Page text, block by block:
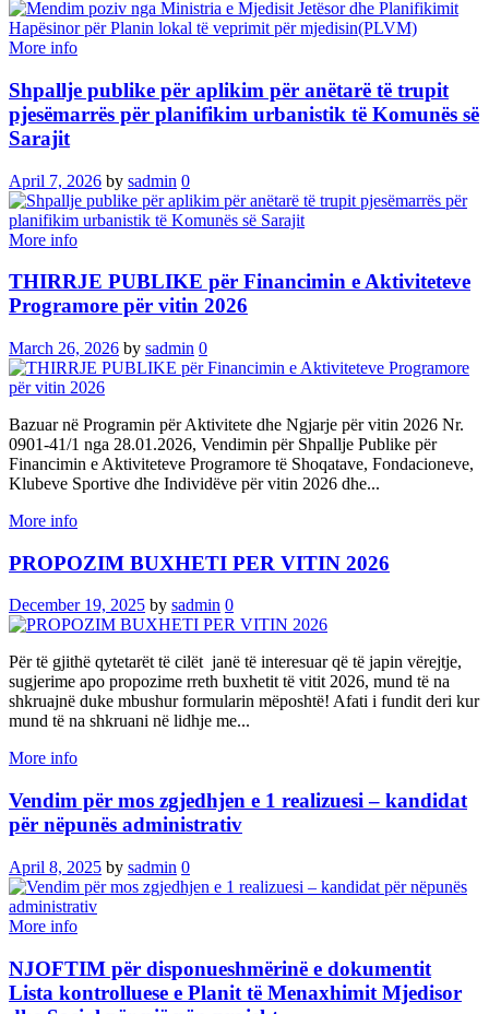
More info
Shpallje publike për aplikim për anëtarë të trupit
pjesëmarrës për planifikim urbanistik të Komunës së
Sarajit
April 7, 2026 by sadmin 0
More info
THIRRJE PUBLIKE për Financimin e Aktiviteteve
Programore për vitin 2026
March 26, 2026 by sadmin 0
Bazuar në Programin për Aktivitete dhe Ngjarje për vitin 2026 Nr.
0901-41/1 nga 28.01.2026, Vendimin për Shpallje Publike për
Financimin e Aktiviteteve Programore të Shoqatave, Fondacioneve,
Klubeve Sportive dhe Individëve për vitin 2026 dhe...
More info
PROPOZIM BUXHETI PER VITIN 2026
December 19, 2025 by sadmin 0
Për të gjithë qytetarët të cilët janë të interesuar që të japin vërejtje,
sugjerime apo propozime rreth buxhetit të vitit 2026, mund të na
shkruajnë duke mbushur formularin mëposhtë! Afati i fundit deri kur
mund të na shkruani në lidhje me...
More info
Vendim për mos zgjedhjen e 1 realizuesi – kandidat
për nëpunës administrativ
April 8, 2025 by sadmin 0
More info
NJOFTIM për disponueshmërinë e dokumentit
Lista kontrolluese e Planit të Menaxhimit Mjedisor